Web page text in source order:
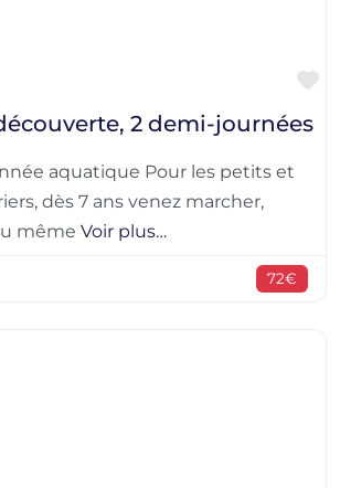
2 demi-journées
aquatique Pour les petits et
dès 7 ans venez marcher,
même Voir plus…
72€